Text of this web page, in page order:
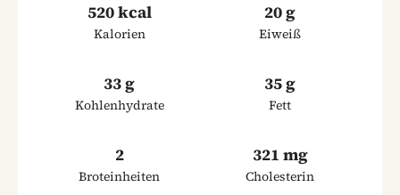
520 kcal
Kalorien
20 g
Eiweiß
33 g
Kohlenhydrate
35 g
Fett
2
Broteinheiten
321 mg
Cholesterin